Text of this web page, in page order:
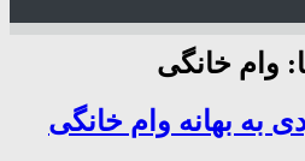
وام خانگی